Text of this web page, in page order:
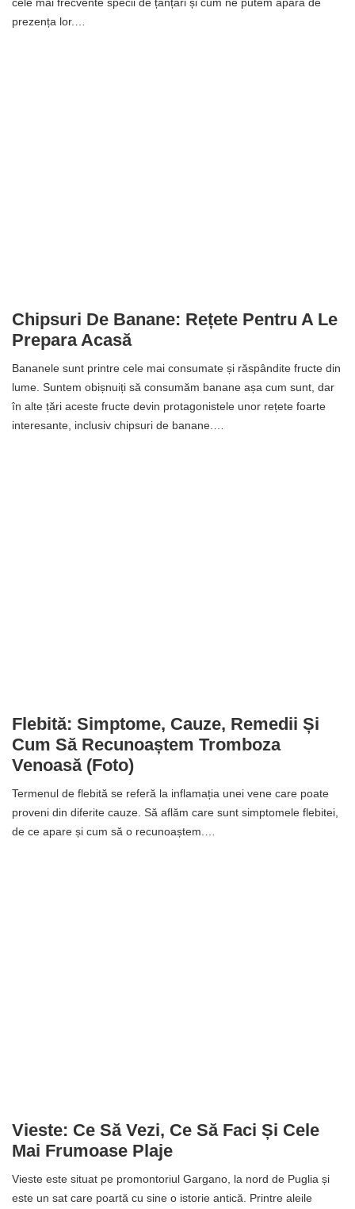
prezența lor.…
Chipsuri De Banane: Rețete Pentru A Le
Prepara Acasă
Bananele sunt printre cele mai consumate și răspândite fructe din
lume. Suntem obișnuiți să consumăm banane așa cum sunt, dar
în alte țări aceste fructe devin protagonistele unor rețete foarte
interesante, inclusiv chipsuri de banane.…
Flebită: Simptome, Cauze, Remedii Și
Cum Să Recunoaștem Tromboza
Venoasă (foto)
Termenul de flebită se referă la inflamația unei vene care poate
proveni din diferite cauze. Să aflăm care sunt simptomele flebitei,
de ce apare și cum să o recunoaștem.…
Vieste: Ce Să Vezi, Ce Să Faci Și Cele
Mai Frumoase Plaje
Vieste este situat pe promontoriul Gargano, la nord de Puglia și
este un sat care poartă cu sine o istorie antică. Printre aleile